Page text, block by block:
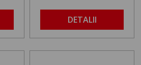
DETALII